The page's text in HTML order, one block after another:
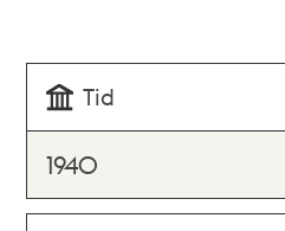
Tid
1940